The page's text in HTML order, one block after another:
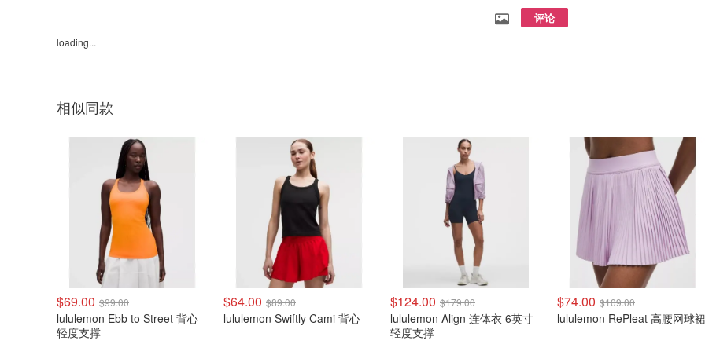
评论
loading...
相似同款
$69.00 $99.00
lululemon Ebb to Street 背心
轻度支撑
$64.00 $89.00
lululemon Swiftly Cami 背心
$124.00 $179.00
lululemon Align 连体衣 6英寸
轻度支撑
$74.00 $109.00
lululemon RePleat 高腰网球裙